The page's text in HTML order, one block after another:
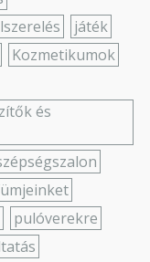
játék
Kozmetikumok
és
pulóverekre